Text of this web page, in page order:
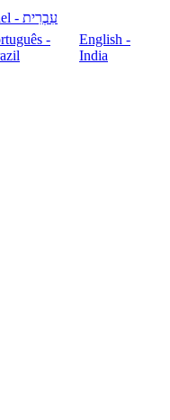
עִבְרִית - Israel
-
English -
India